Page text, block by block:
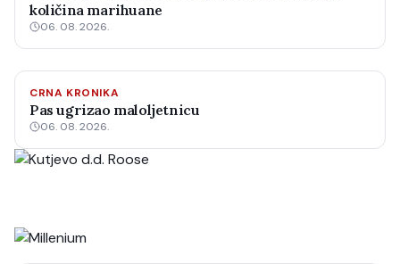
količina marihuane
06. 08. 2026.
CRNA KRONIKA
Pas ugrizao maloljetnicu
06. 08. 2026.